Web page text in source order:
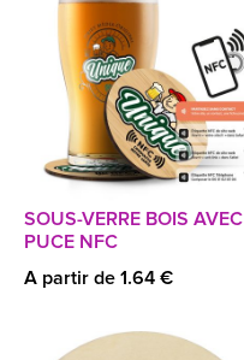
SOUS-VERRE BOIS AVEC
PUCE NFC
A partir de 1.64 €